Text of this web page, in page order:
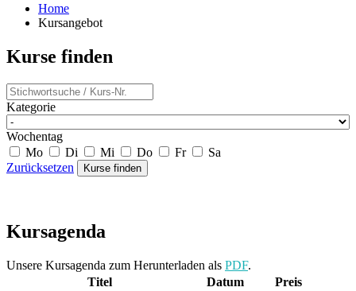
Home
Kursangebot
Kurse finden
Kategorie
Wochentag
Mo
Di Mi Do Fr
Sa
Zurücksetzen
Kursagenda
Unsere Kursagenda zum Herunterladen als PDF.
Titel
Datum Preis